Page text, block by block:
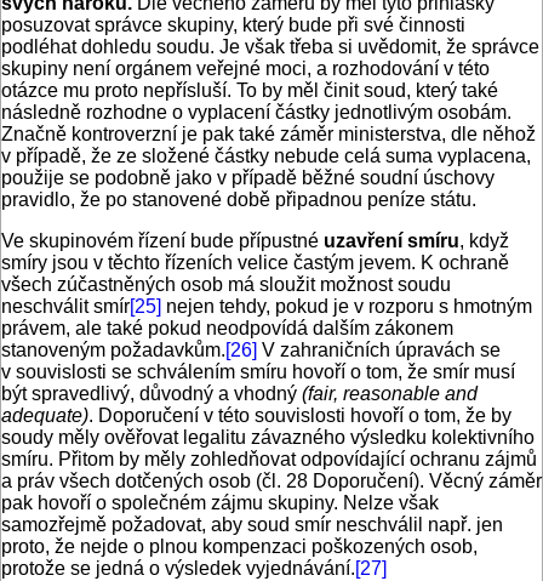
posuzovat správce skupiny, který bude při své činnosti
podléhat dohledu soudu. Je však třeba si uvědomit, že správce
skupiny není orgánem veřejné moci, a rozhodování v této
otázce mu proto nepřísluší. To by měl činit soud, který také
následně rozhodne o vyplacení částky jednotlivým osobám.
Značně kontroverzní je pak také záměr ministerstva, dle něhož
v případě, že ze složené částky nebude celá suma vyplacena,
použije se podobně jako v případě běžné soudní úschovy
pravidlo, že po stanovené době připadnou peníze státu.
Ve skupinovém řízení bude přípustné uzavření smíru, když
smíry jsou v těchto řízeních velice častým jevem. K ochraně
všech zúčastněných osob má sloužit možnost soudu
neschválit smír[25] nejen tehdy, pokud je v rozporu s hmotným
právem, ale také pokud neodpovídá dalším zákonem
stanoveným požadavkům.[26] V zahraničních úpravách se
v souvislosti se schválením smíru hovoří o tom, že smír musí
být spravedlivý, důvodný a vhodný (fair, reasonable and
adequate). Doporučení v této souvislosti hovoří o tom, že by
soudy měly ověřovat legalitu závazného výsledku kolektivního
smíru. Přitom by měly zohledňovat odpovídající ochranu zájmů
a práv všech dotčených osob (čl. 28 Doporučení). Věcný záměr
pak hovoří o společném zájmu skupiny. Nelze však
samozřejmě požadovat, aby soud smír neschválil např. jen
proto, že nejde o plnou kompenzaci poškozených osob,
protože se jedná o výsledek vyjednávání.[27]